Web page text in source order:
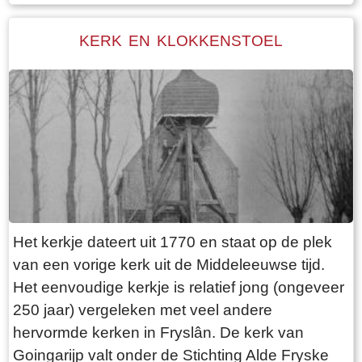
lager is dan het voorhuis. Daarachter de schuur,
naast de boerderij in de hooiberg opgeslagen.
Het laatste langhuis met de bijbehorende
hooiberg in Fryslân staat, volledig
gerestaureerd, in het dorp Warten. Het is als
museum ingericht ( bouwjaar 1725)
KERK EN KLOKKENSTOEL
Het kerkje dateert uit 1770 en staat op de plek
van een vorige kerk uit de Middeleeuwse tijd.
Het eenvoudige kerkje is relatief jong (ongeveer
250 jaar) vergeleken met veel andere
hervormde kerken in Fryslân. De kerk van
Goingarijp valt onder de Stichting Alde Fryske